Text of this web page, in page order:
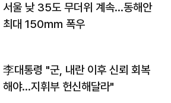
서울 낮 35도 무더위 계속…동해안
최대 150㎜ 폭우
李대통령 "군, 내란 이후 신뢰 회복
해야…지휘부 헌신해달라"